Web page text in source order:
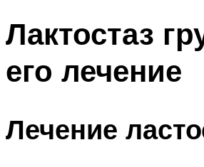
Лактостаз
его лечение
Лечение